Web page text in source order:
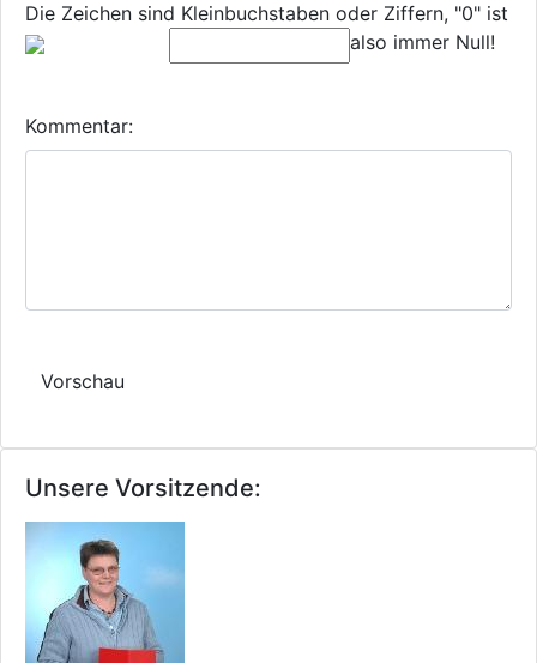
Unsere Vorsitzende:
Die Zeichen sind Kleinbuchstaben oder Ziffern, "0" ist
also immer Null!
Kommentar: